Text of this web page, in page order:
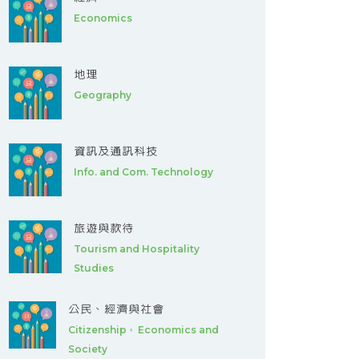
Economics
地理
Geography
資訊及通訊科技
Info. and Com. Technology
旅遊與款待
Tourism and Hospitality
Studies
公民、經濟與社會
Citizenship， Economics and
Society